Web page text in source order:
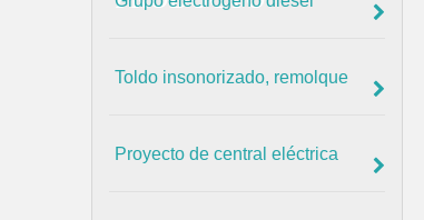
Toldo insonorizado, remolque
Proyecto de central eléctrica